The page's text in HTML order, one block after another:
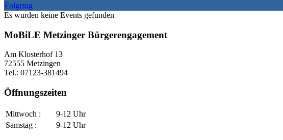
Folgetag
Es wurden keine Events gefunden
MoBiLE Metzinger Bürgerengagement
Am Klosterhof 13
72555 Metzingen
Tel.: 07123-381494
Öffnungszeiten
Mittwoch :
9-12 Uhr
Samstag :
9-12 Uhr